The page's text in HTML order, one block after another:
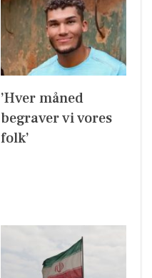
’Hver måned
begraver vi vores
folk’